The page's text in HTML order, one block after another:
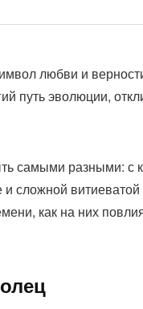
любви и
путь эволюции,
самыми разными: с
и сложной
как на них